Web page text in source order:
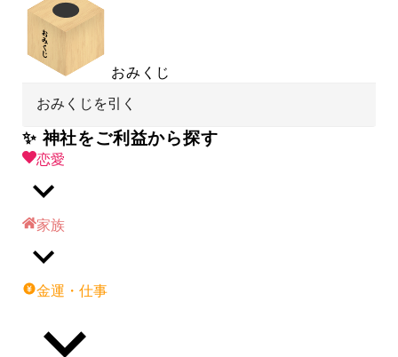
おみくじ
おみくじを引く
✨ 神社をご利益から探す
恋愛
家族
金運・仕事